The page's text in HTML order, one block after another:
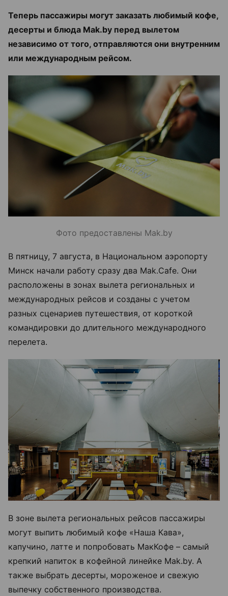
Теперь пассажиры могут заказать любимый кофе,
десерты и блюда Mak.by перед вылетом
независимо от того, отправляются они внутренним
или международным рейсом.
Фото предоставлены Mak.by
В пятницу, 7 августа, в Национальном аэропорту
Минск начали работу сразу два Mak.Cafe. Они
расположены в зонах вылета региональных и
международных рейсов и созданы с учетом
разных сценариев путешествия, от короткой
командировки до длительного международного
перелета.
В зоне вылета региональных рейсов пассажиры
могут выпить любимый кофе «Наша Кава»,
капучино, латте и попробовать МакКофе – самый
крепкий напиток в кофейной линейке Mak.by. А
также выбрать десерты, мороженое и свежую
выпечку собственного производства.